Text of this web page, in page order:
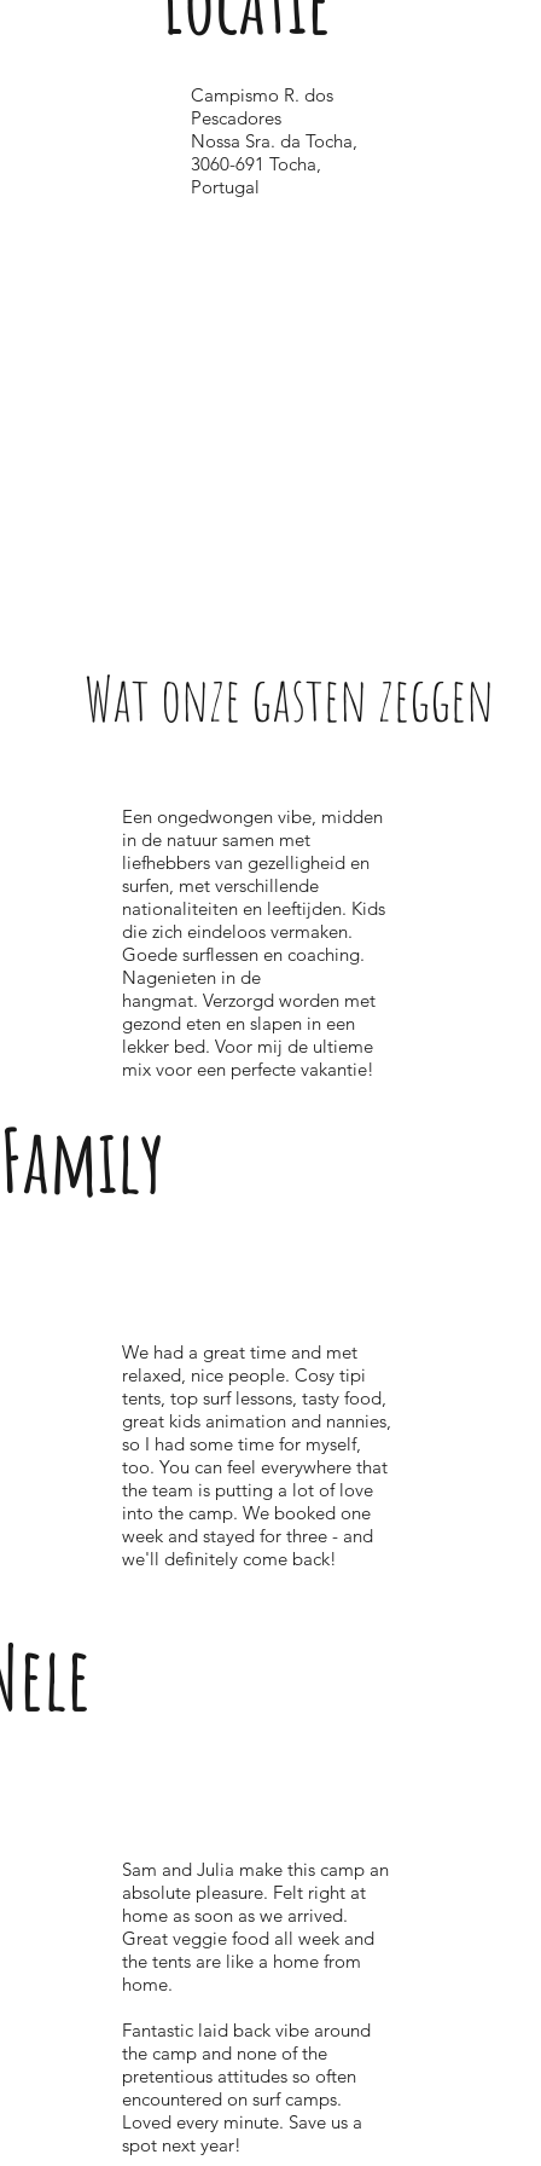
Een ongedwongen vibe, midden
in de natuur samen met
liefhebbers van gezelligheid en
surfen, met verschillende
nationaliteiten en leeftijden. Kids
die zich eindeloos vermaken.
Goede surflessen en coaching.
Nagenieten in de
hangmat. Verzorgd worden met
gezond eten en slapen in een
lekker bed. Voor mij de ultieme
mix voor een perfecte vakantie!
We had a great time and met
relaxed, nice people. Cosy tipi
tents, top surf lessons, tasty food,
great kids animation and nannies,
so I had some time for myself,
too. You can feel everywhere that
the team is putting a lot of love
into the camp. We booked one
week and stayed for three - and
we'll definitely come back!
Sam and Julia make this camp an
absolute pleasure. Felt right at
home as soon as we arrived.
Great veggie food all week and
the tents are like a home from
home.
Fantastic laid back vibe around
the camp and none of the
pretentious attitudes so often
encountered on surf camps.
Loved every minute. Save us a
spot next year!
Wat onze gasten zeggen
Campismo R. dos
Pescadores
Nossa Sra. da Tocha,
3060-691 Tocha,
Portugal